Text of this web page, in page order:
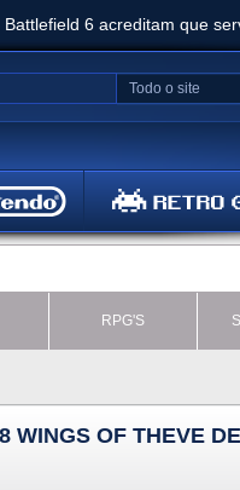
Battlefield 6 acreditam que
33 já vendeu 5 milhões de
Metal
Bethesda
Todo o site
RPG'S
WINGS OF THEVE